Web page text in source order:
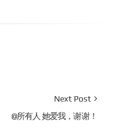
Next Post
@所有人 她爱我，谢谢！